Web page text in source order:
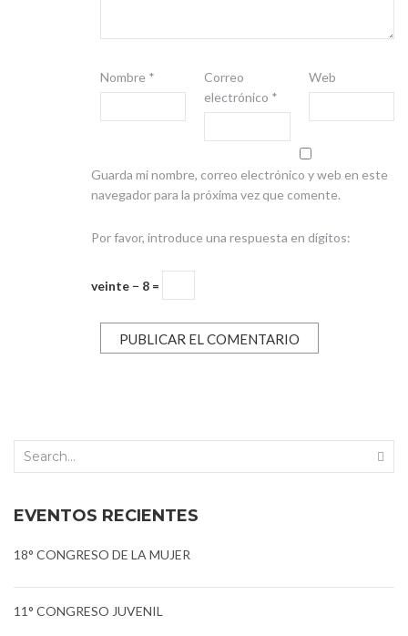
Nombre *
Correo
electrónico *
Web
Guarda mi nombre, correo electrónico y web en este
navegador para la próxima vez que comente.
Por favor, introduce una respuesta en dígitos:
veinte − 8 =
EVENTOS RECIENTES
18° CONGRESO DE LA MUJER
11° CONGRESO JUVENIL